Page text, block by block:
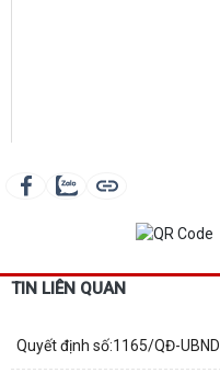
TIN LIÊN QUAN
Quyết định số:1165/QĐ-UBND